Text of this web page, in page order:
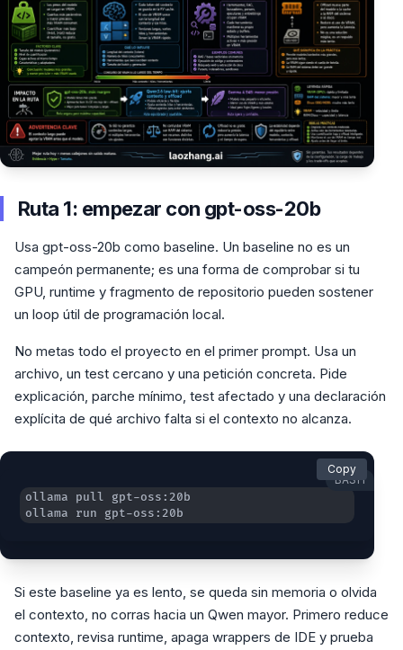
Ruta 1: empezar con gpt-oss-20b
Usa gpt-oss-20b como baseline. Un baseline no es un
campeón permanente; es una forma de comprobar si tu
GPU, runtime y fragmento de repositorio pueden sostener
un loop útil de programación local.
No metas todo el proyecto en el primer prompt. Usa un
archivo, un test cercano y una petición concreta. Pide
explicación, parche mínimo, test afectado y una declaración
explícita de qué archivo falta si el contexto no alcanza.
BASH
ollama run gpt-oss:20b
Copy
Si este baseline ya es lento, se queda sin memoria o olvida
el contexto, no corras hacia un Qwen mayor. Primero reduce
contexto, revisa runtime, apaga wrappers de IDE y prueba